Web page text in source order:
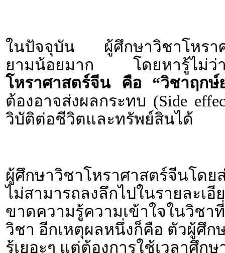
ในปัจจุบัน ผู้ศึกษาวิชาโหราศ
ยามน้อยมาก โดยหารู้ไม่
โหราศาสตร์จีน คือ “วิชาฤกษ์
ต้องอาจส่งผลกระทบ (Side
วิบัติต่อชีวิตและทรัพย์สินได้
ผู้ศึกษาวิชาโหราศาสตร์จีนโดย
ไม่สามารถลงลึกไปในรายละเ
ขาดความรู้ความเข้าใจในวิช
วิชา อีกเหตุผลหนึ่งก็คือ ตัวผู้ศึก
รู้เยอะๆ แต่ต้องการใช้เวลาศึก